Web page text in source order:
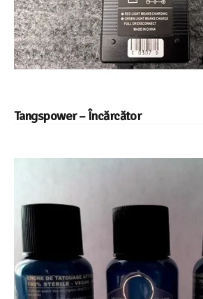
Tangspower – Încărcător